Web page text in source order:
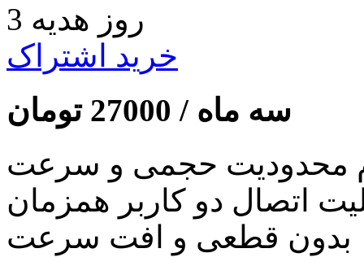
3 روز هدیه
خرید اشتراک
سه ماه / 27000 تومان
محدودیت حجمی و سرعت
اتصال دو کاربر همزمان
بدون قطعی و افت سرعت